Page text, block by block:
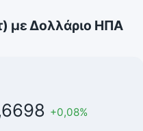
με Δολλάριο ΗΠΑ
+0,08%